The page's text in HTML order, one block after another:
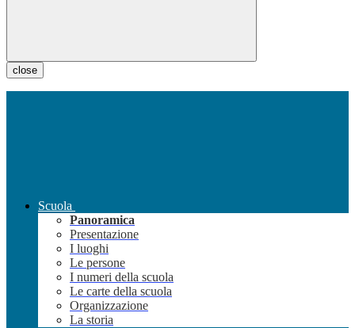
close
Scuola
Panoramica
Presentazione
I luoghi
Le persone
I numeri della scuola
Le carte della scuola
Organizzazione
La storia